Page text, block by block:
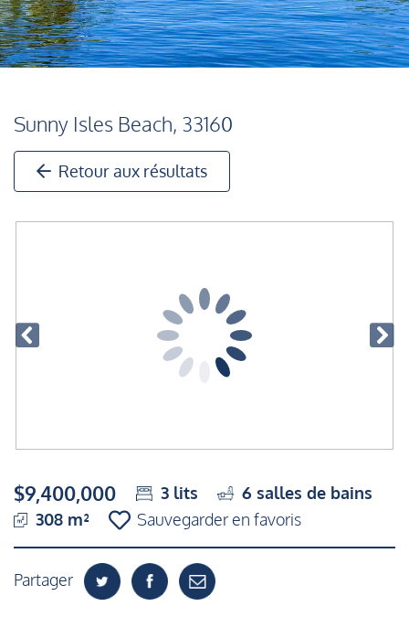
Sunny Isles Beach, 33160
Retour aux résultats
$9,400,000 3 lits 6 salles de bains
308 m²
Sauvegarder en favoris
Partager